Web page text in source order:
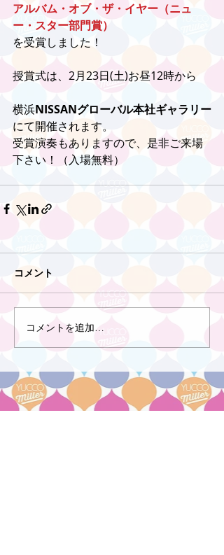
アルバム・オブ・ザ・イヤー（ニュ
ー・スター部門賞）
を受賞しました！
授賞式は、2月23日(土)お昼12時から
横浜NISSANグローバル本社ギャラリー
にて開催されます。
受賞演奏もありますので、是非ご来場
下さい！（入場無料）
コメント
コメントを追加…